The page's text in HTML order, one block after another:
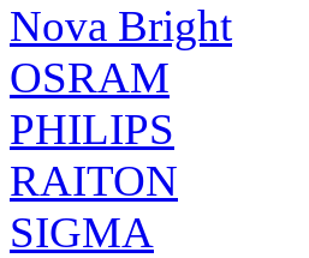
Nova Bright
OSRAM
PHILIPS
RAITON
SIGMA